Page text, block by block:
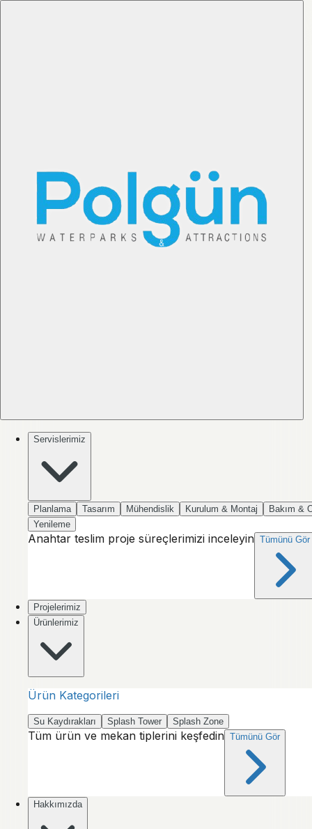
Servislerimiz
Planlama Tasarım Mühendislik Kurulum & Montaj
Bakım &
Yenileme
Anahtar teslim proje süreçlerimizi inceleyin Tümünü Gör
Projelerimiz
Ürünlerimiz
Ürün Kategorileri
Su Kaydırakları Splash Tower Splash Zone
Tüm ürün ve mekan tiplerini keşfedin Tümünü Gör
Hakkımızda